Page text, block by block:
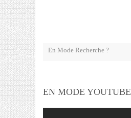
EN MODE YOUTUBE